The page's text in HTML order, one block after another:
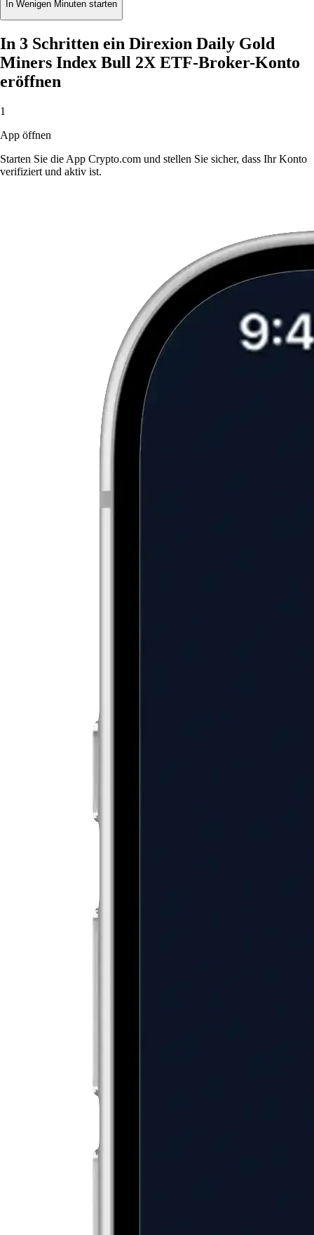
In Wenigen Minuten starten
In 3 Schritten ein Direxion Daily Gold
Miners Index Bull 2X ETF-Broker-Konto
eröffnen
1
App öffnen
Starten Sie die App Crypto.com und stellen Sie sicher, dass Ihr Konto
verifiziert und aktiv ist.